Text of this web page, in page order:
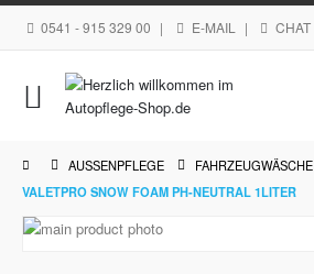
0541 - 915 329 00 | E-MAIL | CHAT
Navigation
umschalten
AUSSENPFLEGE FAHRZEUGWÄSCHE
VALETPRO SNOW FOAM PH-NEUTRAL 1LITER
Zum